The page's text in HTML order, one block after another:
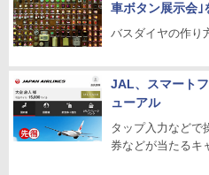
車ボタン展示会｣
バスダイヤの作り
JAL、スマート
ューアル
タップ入力などで
券などが当たるキ